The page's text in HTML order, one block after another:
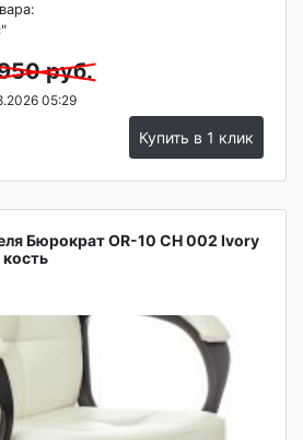
руб.
05:29
Купить в 1 клик
Бюрократ OR-10 CH 002 Ivory